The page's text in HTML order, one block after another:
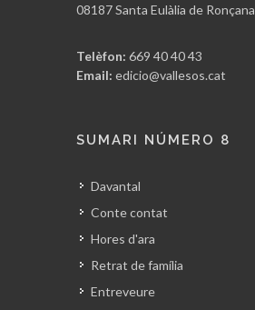
08187 Santa Eulàlia de Ronçana
Telèfon: 669 40 40 43
Email: edicio@vallesos.cat
SUMARI NÚMERO 8
Davantal
Conte contat
Hores d'ara
Retrat de família
Entreveure